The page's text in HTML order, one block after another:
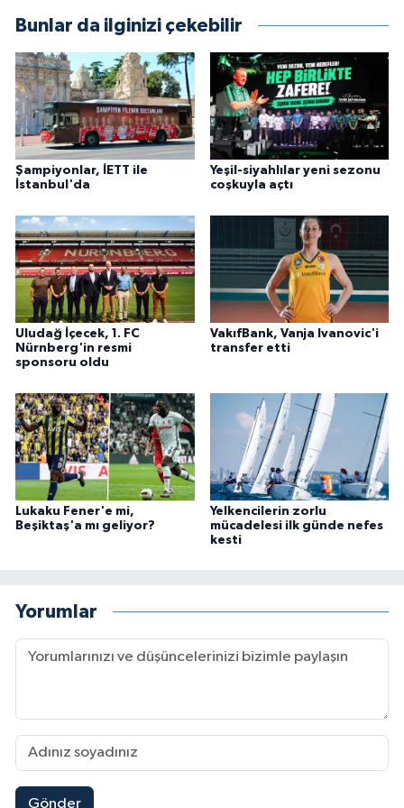
Bunlar da ilginizi çekebilir
Şampiyonlar, İETT ile
İstanbul'da
Yeşil-siyahlılar yeni sezonu
coşkuyla açtı
Uludağ İçecek, 1. FC
Nürnberg'in resmi
sponsoru oldu
VakıfBank, Vanja Ivanovic'i
transfer etti
Lukaku Fener'e mi,
Beşiktaş'a mı geliyor?
Yelkencilerin zorlu
mücadelesi ilk günde nefes
kesti
Yorumlar
Gönder